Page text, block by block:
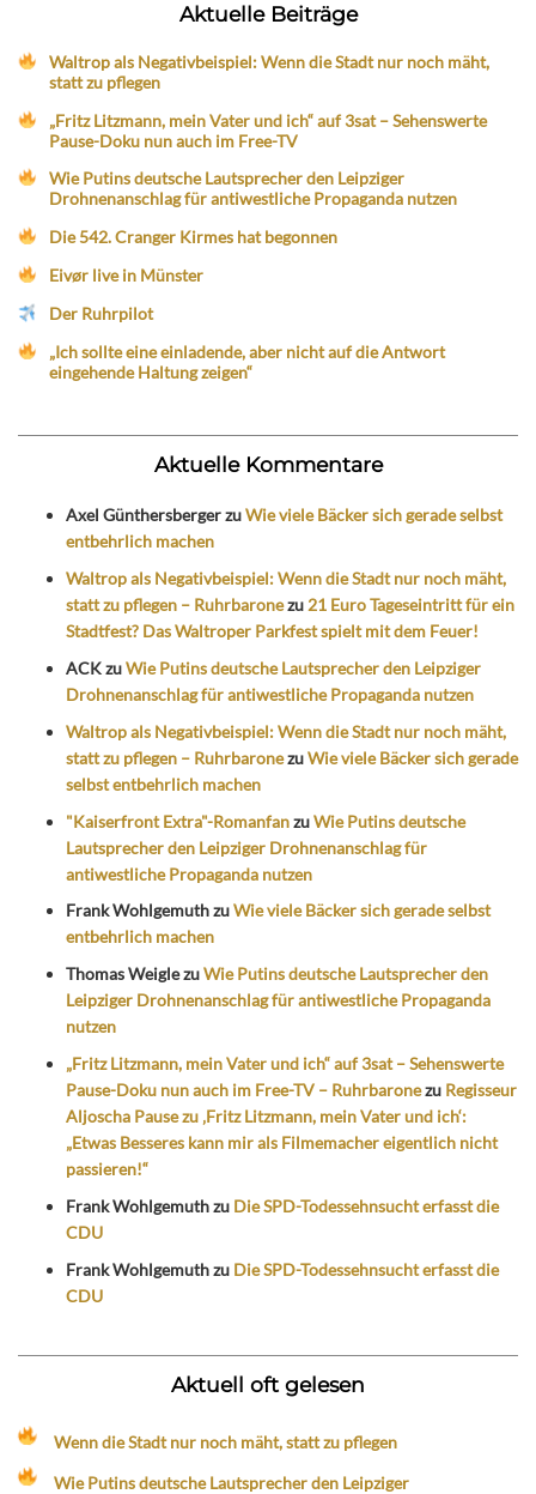
Aktuelle Beiträge
Waltrop als Negativbeispiel: Wenn die Stadt nur noch mäht,
statt zu pflegen
„Fritz Litzmann, mein Vater und ich“ auf 3sat – Sehenswerte
Pause-Doku nun auch im Free-TV
Wie Putins deutsche Lautsprecher den Leipziger
Drohnenanschlag für antiwestliche Propaganda nutzen
Die 542. Cranger Kirmes hat begonnen
Eivør live in Münster
Der Ruhrpilot
„Ich sollte eine einladende, aber nicht auf die Antwort
eingehende Haltung zeigen“
Aktuelle Kommentare
Axel GünthersbergerzuWie viele Bäcker sich gerade selbst
entbehrlich machen
Waltrop als Negativbeispiel: Wenn die Stadt nur noch mäht,
statt zu pflegen – Ruhrbaronezu 21 Euro Tageseintritt für ein
Stadtfest? Das Waltroper Parkfest spielt mit dem Feuer!
ACKzuWie Putins deutsche Lautsprecher den Leipziger
Drohnenanschlag für antiwestliche Propaganda nutzen
Waltrop als Negativbeispiel: Wenn die Stadt nur noch mäht,
statt zu pflegen – RuhrbaronezuWie viele Bäcker sich gerade
selbst entbehrlich machen
"Kaiserfront Extra"-RomanfanzuWie Putins deutsche
Lautsprecher den Leipziger Drohnenanschlag für
antiwestliche Propaganda nutzen
Frank WohlgemuthzuWie viele Bäcker sich gerade selbst
entbehrlich machen
Thomas WeiglezuWie Putins deutsche Lautsprecher den
Leipziger Drohnenanschlag für antiwestliche Propaganda
nutzen
„Fritz Litzmann, mein Vater und ich“ auf 3sat – Sehenswerte
Pause-Doku nun auch im Free-TV – Ruhrbaronezu Regisseur
Aljoscha Pause zu ‚Fritz Litzmann, mein Vater und ich‘:
„Etwas Besseres kann mir als Filmemacher eigentlich nicht
passieren!“
Frank Wohlgemuthzu Die SPD-Todessehnsucht erfasst die
CDU
Frank Wohlgemuthzu Die SPD-Todessehnsucht erfasst die
CDU
Aktuell oft gelesen
Wenn die Stadt nur noch mäht, statt zu pflegen
Wie Putins deutsche Lautsprecher den Leipziger